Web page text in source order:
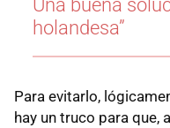
Una buena
holandesa”
Para evitarlo,
hay un truco para que,